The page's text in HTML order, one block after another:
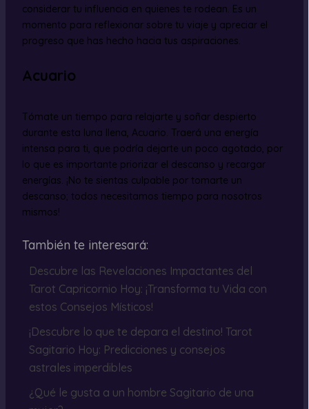
considerar tu influencia en quienes te rodean. Es un
momento para reflexionar sobre tu viaje y apreciar el
progreso que has hecho hacia tus aspiraciones.
Acuario
Tómate un tiempo para relajarte y soñar despierto
durante esta luna llena, Acuario. Traerá una energía
intensa para ti, que podría dejarte un poco agotado, por
lo que es importante priorizar el descanso y recargar
energías. ¡No te sientas culpable por tomarte un
descanso; todos necesitamos tiempo para nosotros
mismos!
También te interesará:
Descubre las Revelaciones Impactantes del
Tarot Capricornio Hoy: ¡Transforma tu Vida con
estos Consejos Místicos!
¡Descubre lo que te depara el destino! Tarot
Sagitario Hoy: Predicciones y consejos
astrales imperdibles
¿Qué le gusta a un hombre Sagitario de una